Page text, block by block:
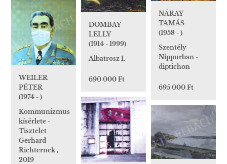
DOMBAY
LELLY
(1914 - 1999)
Albatrosz I.
690 000 Ft
NÁRAY
TAMÁS
(1958 - )
Szentély
Nippurban -
diptichon
695 000 Ft
WEILER
PÉTER
(1974 - )
Kommunizmus
kísérlete -
Tisztelet
Gerhard
Richternek ,
2019